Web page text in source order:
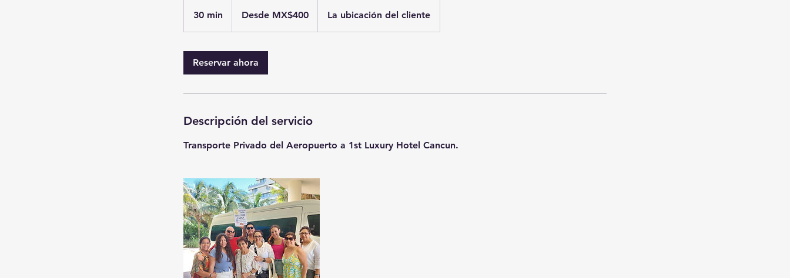
30 min
0
Mexican
Desde MX$400 La ubicación del cliente
Reservar ahora
Descripción del servicio
Transporte Privado del Aeropuerto a 1st Luxury Hotel Cancun.